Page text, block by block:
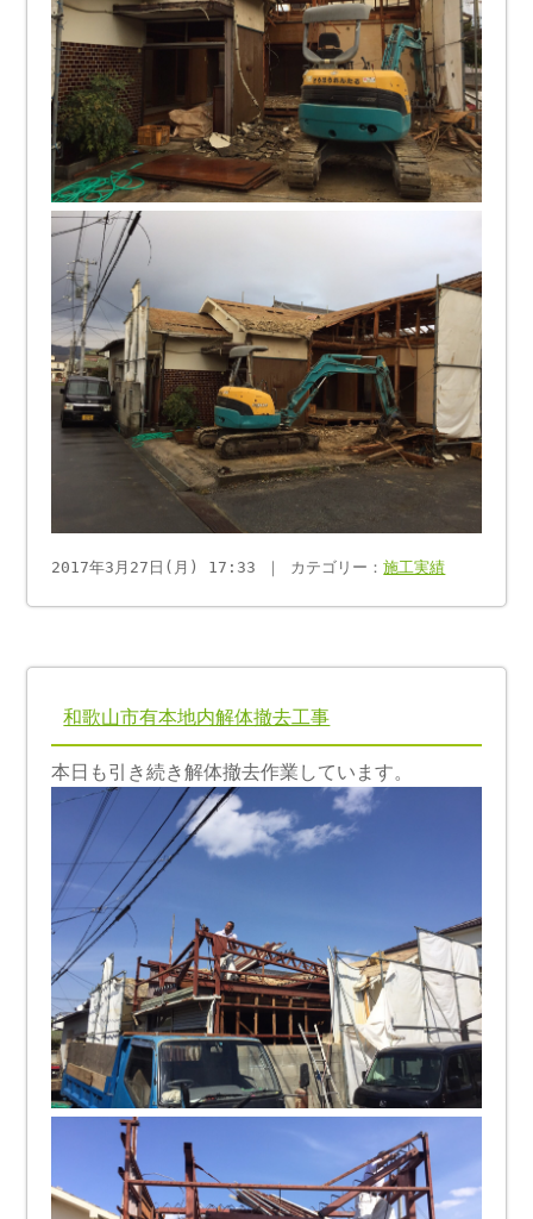
2017年3月27日(月) 17:33 ｜ カテゴリー：施工実績
和歌山市有本地内解体撤去工事
本日も引き続き解体撤去作業しています。